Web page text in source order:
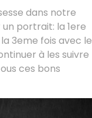
dans notre
portrait: la 1ere
3eme fois avec le
à les suivre
ces bons